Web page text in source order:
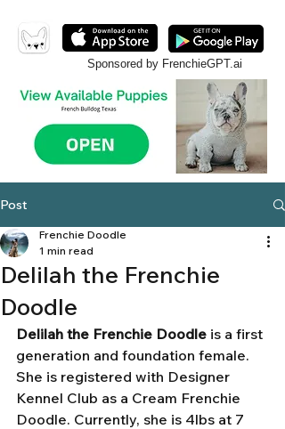
Sponsored by FrenchieGPT.ai
Post
Delilah the Frenchie
Doodle
Frenchie Doodle
1 min read
Delilah the Frenchie Doodle is a first
generation and foundation female.
She is registered with Designer
Kennel Club as a Cream Frenchie
Doodle. Currently, she is 4lbs at 7